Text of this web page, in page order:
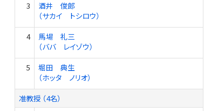
3
酒井 俊郎
（サカイ トシロウ）
4
馬場 礼三
（ババ レイゾウ）
5
堀田 典生
（ホッタ ノリオ）
准教授 （4名）